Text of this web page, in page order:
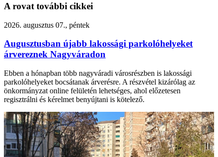
A rovat további cikkei
2026. augusztus 07., péntek
Augusztusban újabb lakossági parkolóhelyeket
árvereznek Nagyváradon
Ebben a hónapban több nagyváradi városrészben is lakossági
parkolóhelyeket bocsátanak árverésre. A részvétel kizárólag az
önkormányzat online felületén lehetséges, ahol előzetesen
regisztrálni és kérelmet benyújtani is kötelező.